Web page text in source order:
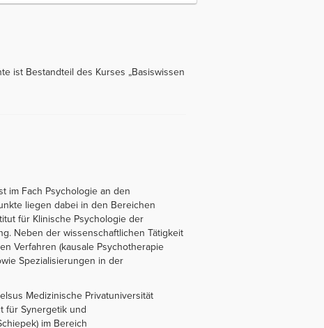
ist Bestandteil des Kurses „Basiswissen
im Fach Psychologie an den
liegen dabei in den Bereichen
für Klinische Psychologie der
Neben der wissenschaftlichen Tätigkeit
Verfahren (kausale Psychotherapie
Spezialisierungen in der
Medizinische Privatuniversität
für Synergetik und
im Bereich